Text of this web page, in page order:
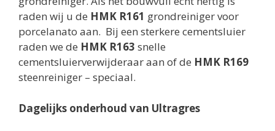
raden wij u de HMK R161 grondreiniger voor
porcelanato aan. Bij een sterkere cementsluier
raden we de HMK R163 snelle
cementsluierverwijderaar aan of de HMK R169
steenreiniger – speciaal.
Dagelijks onderhoud van Ultragres